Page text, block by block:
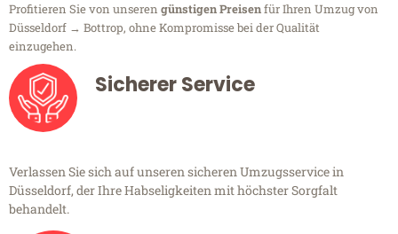
Profitieren Sie von unseren günstigen Preisenfür Ihren Umzug von
Düsseldorf → Bottrop, ohne Kompromisse bei der Qualität
einzugehen.
Sicherer Service
Verlassen Sie sich auf unseren sicheren Umzugsservice in
Düsseldorf, der Ihre Habseligkeiten mit höchster Sorgfalt
behandelt.